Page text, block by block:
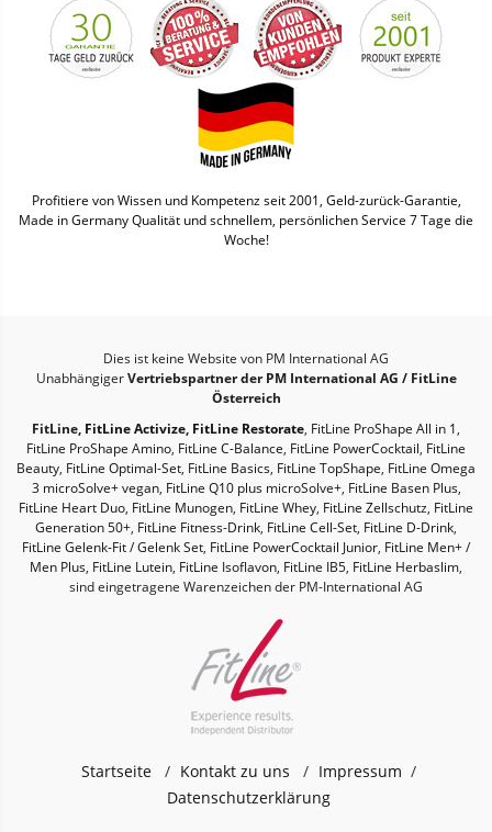
Profitiere von Wissen und Kompetenz seit 2001, Geld-zurück-Garantie,
Made in Germany Qualität und schnellem, persönlichen Service 7 Tage die
Woche!
Dies ist keine Website von PM International AG
UnabhängigerVertriebspartner der PM International AG / FitLine
Österreich
FitLine, FitLine Activize, FitLine Restorate, FitLine ProShape All in 1,
FitLine ProShape Amino, FitLine C-Balance, FitLine PowerCocktail, FitLine
Beauty, FitLine Optimal-Set, FitLine Basics, FitLine TopShape, FitLine Omega
3 microSolve+ vegan, FitLine Q10 plus microSolve+, FitLine Basen Plus,
FitLine Heart Duo, FitLine Munogen, FitLine Whey, FitLine Zellschutz, FitLine
Generation 50+, FitLine Fitness-Drink, FitLine Cell-Set, FitLine D-Drink,
FitLine Gelenk-Fit / Gelenk Set, FitLine PowerCocktail Junior, FitLine Men+ /
Men Plus, FitLine Lutein, FitLine Isoflavon, FitLine IB5, FitLine Herbaslim,
sind eingetragene Warenzeichen der PM-International AG
Startseite Kontakt zu uns
Impressum
Datenschutzerklärung